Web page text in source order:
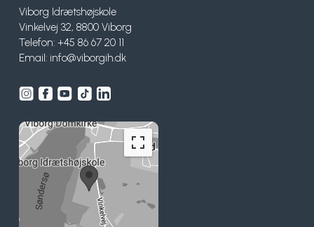
Viborg Idrætshøjskole
Vinkelvej 32, 8800 Viborg
Telefon: +45 86 67 20 11
Email: info@viborgih.dk